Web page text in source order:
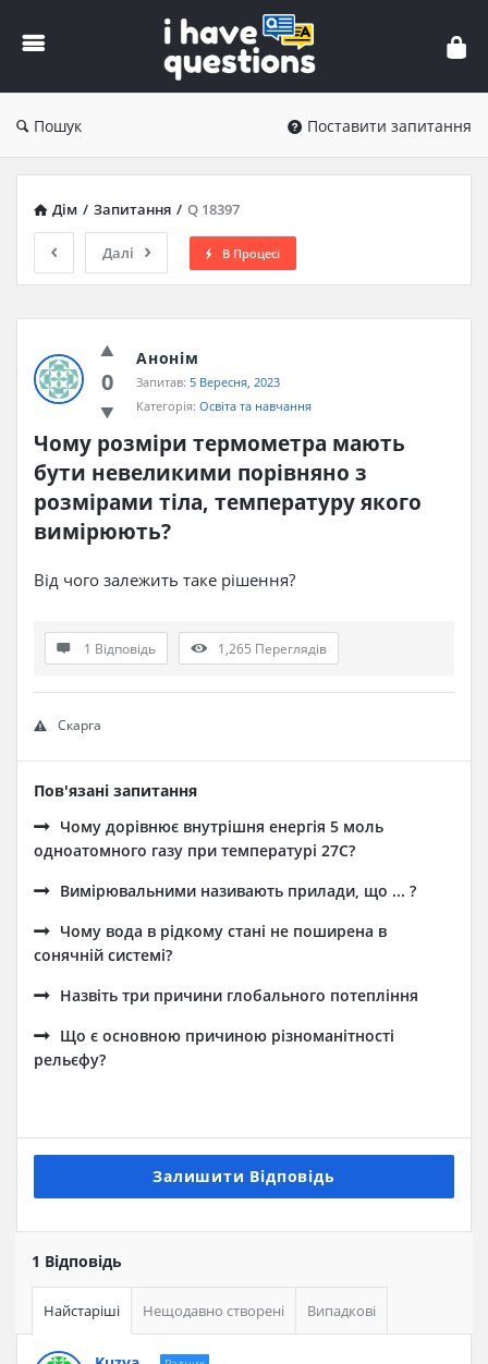
iHaveQuestions
Пошук Поставити запитання
Дім / Запитання / Q 18397
Далі В Процесі
0
Анонім
Запитав: 5 Вересня, 2023
Категорія: Освіта та навчання
Чому розміри термометра мають
бути невеликими порівняно з
розмірами тіла, температуру якого
вимірюють?
Від чого залежить таке рішення?
1 Відповідь 1,265 Переглядів
Скарга
Пов'язані запитання
Чому дорівнює внутрішня енергія 5 моль
одноатомного газу при температурі 27C?
Вимірювальними називають прилади, що ... ?
Чому вода в рідкому стані не поширена в
сонячній системі?
Назвіть три причини глобального потепління
Що є основною причиною різноманітності
рельєфу?
Залишити Відповідь
1 Відповідь
Найстаріші Нещодавно створені Випадкові